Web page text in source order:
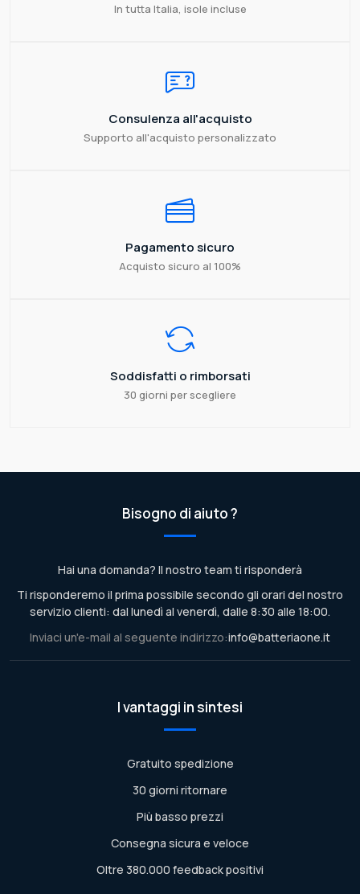
In tutta Italia, isole incluse
Consulenza all'acquisto
Supporto all'acquisto personalizzato
Pagamento sicuro
Acquisto sicuro al 100%
Soddisfatti o rimborsati
30 giorni per scegliere
Bisogno di aiuto ?
Hai una domanda? Il nostro team ti risponderà
Ti risponderemo il prima possibile secondo gli orari del nostro
servizio clienti: dal lunedì al venerdì, dalle 8:30 alle 18:00.
Inviaci un'e-mail al seguente indirizzo:info@batteriaone.it
I vantaggi in sintesi
Gratuito spedizione
30 giorni ritornare
Più basso prezzi
Consegna sicura e veloce
Oltre 380.000 feedback positivi